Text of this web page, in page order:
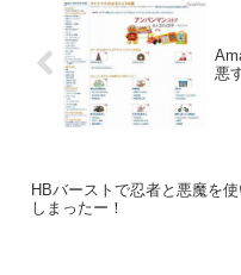
悪
HBバーストで忍者と悪魔を
しまったー！